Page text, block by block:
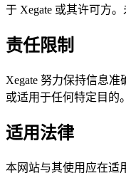
于 Xegate 或其许可方
责任限制
Xegate 努力保持信息
或适用于任何特定目的。
适用法律
本网站与其使用应在适